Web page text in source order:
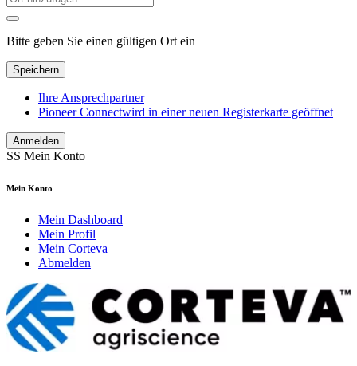
Bitte geben Sie einen gültigen Ort ein
Speichern
Ihre Ansprechpartner
Pioneer Connectwird in einer neuen Registerkarte geöffnet
Anmelden
SS Mein Konto
Mein Konto
Mein Dashboard
Mein Profil
Mein Corteva
Abmelden